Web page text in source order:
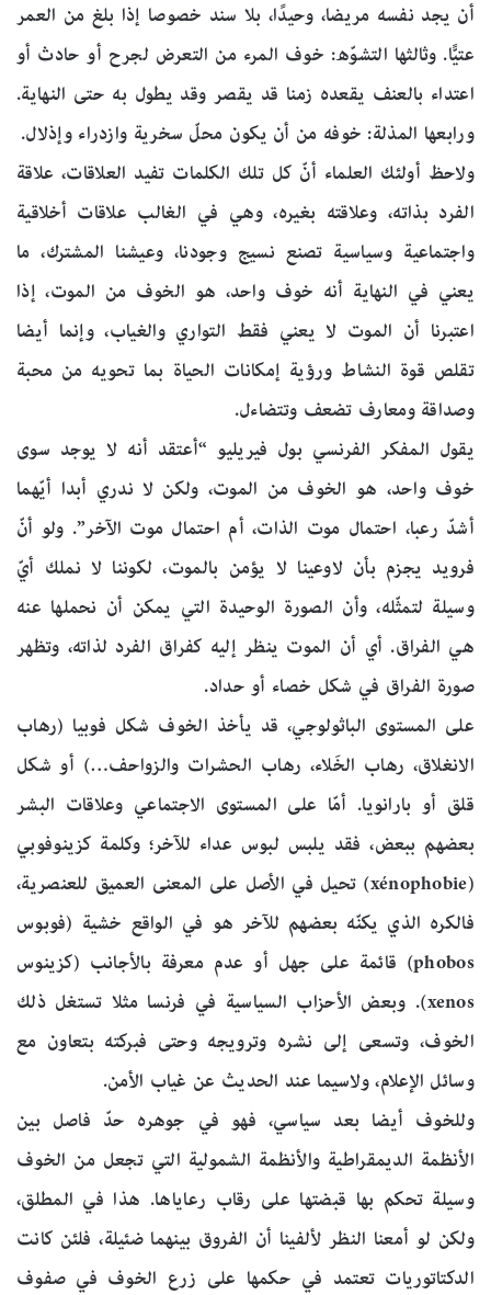
أن يجد نفسه مريضا، وحيدًا، بلا سند خصوصا إذا بلغ من العمر
عتيًّا. وثالثها التشوّه: خوف المرء من التعرض لجرح أو حادث أو
اعتداء بالعنف يقعده زمنا قد يقصر وقد يطول به حتى النهاية.
ورابعها المذلة: خوفه من أن يكون محلّ سخرية وازدراء وإذلال.
ولاحظ أولئك العلماء أنّ كل تلك الكلمات تفيد العلاقات، علاقة
الفرد بذاته، وعلاقته بغيره، وهي في الغالب علاقات أخلاقية
واجتماعية وسياسية تصنع نسيج وجودنا، وعيشنا المشترك، ما
يعني في النهاية أنه خوف واحد، هو الخوف من الموت، إذا
اعتبرنا أن الموت لا يعني فقط التواري والغياب، وإنما أيضا
تقلص قوة النشاط ورؤية إمكانات الحياة بما تحويه من محبة
وصداقة ومعارف تضعف وتتضاءل.
يقول المفكر الفرنسي بول فيريليو “أعتقد أنه لا يوجد سوى
خوف واحد، هو الخوف من الموت، ولكن لا ندري أبدا أيّهما
أشدّ رعبا، احتمال موت الذات، أم احتمال موت الآخر”. ولو أنّ
فرويد يجزم بأن لاوعينا لا يؤمن بالموت، لكوننا لا نملك أيّ
وسيلة لتمثّله، وأن الصورة الوحيدة التي يمكن أن نحملها عنه
هي الفراق. أي أن الموت ينظر إليه كفراق الفرد لذاته، وتظهر
صورة الفراق في شكل خصاء أو حداد.
على المستوى الباثولوجي، قد يأخذ الخوف شكل فوبيا (رهاب
الانغلاق، رهاب الخَلاء، رهاب الحشرات والزواحف…) أو شكل
قلق أو بارانويا. أمّا على المستوى الاجتماعي وعلاقات البشر
بعضهم ببعض، فقد يلبس لبوس عداء للآخر؛ وكلمة كزينوفوبي
(xénophobie) تحيل في الأصل على المعنى العميق للعنصرية،
فالكره الذي يكنّه بعضهم للآخر هو في الواقع خشية (فوبوس
phobos) قائمة على جهل أو عدم معرفة بالأجانب (كزينوس
xenos). وبعض الأحزاب السياسية في فرنسا مثلا تستغل ذلك
الخوف، وتسعى إلى نشره وترويجه وحتى فبركته بتعاون مع
وسائل الإعلام، ولاسيما عند الحديث عن غياب الأمن.
وللخوف أيضا بعد سياسي، فهو في جوهره حدّ فاصل بين
الأنظمة الديمقراطية والأنظمة الشمولية التي تجعل من الخوف
وسيلة تحكم بها قبضتها على رقاب رعاياها. هذا في المطلق،
ولكن لو أمعنا النظر لألفينا أن الفروق بينهما ضئيلة، فلئن كانت
الدكتاتوريات تعتمد في حكمها على زرع الخوف في صفوف